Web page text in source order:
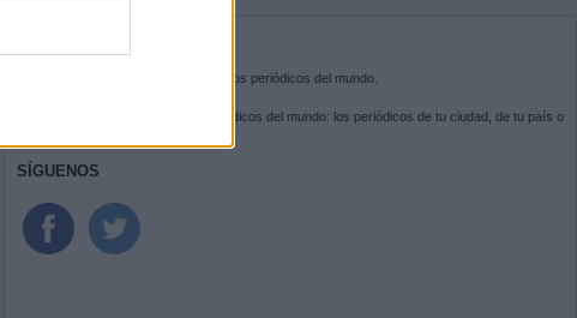
es la puerta de entrada a los periódicos del mundo.
Navega por las portadas de los periódicos del mundo: los periódicos de tu ciudad, de tu país o
SÍGUENOS